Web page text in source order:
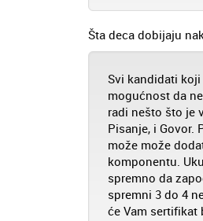
Šta deca dobijaju
Svi kandidati
mogućnost da
radi nešto što je
Pisanje, i Govor.
može može
komponentu.
spremno da
spremni 3 do 4
će Vam